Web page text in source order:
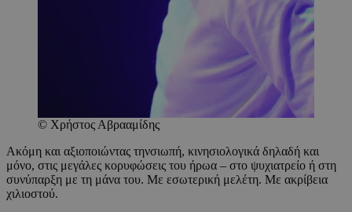
© Χρήστος Αβρααμίδης
Ακόμη και αξιοποιώντας τηνσιωπή, κινησιολογικά δηλαδή και
μόνο, στις μεγάλες κορυφώσεις του ήρωα – στο ψυχιατρείο ή στη
συνύπαρξη με τη μάνα του. Με εσωτερική μελέτη. Με ακρίβεια
χιλιοστού.